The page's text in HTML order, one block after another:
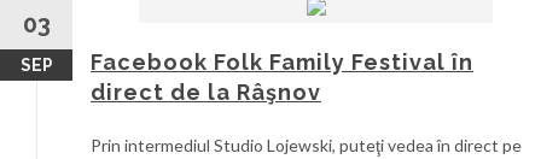
03
SEP
Facebook Folk Family Festival în
direct de la Râşnov
Prin intermediul Studio Lojewski, puteţi vedea în direct pe